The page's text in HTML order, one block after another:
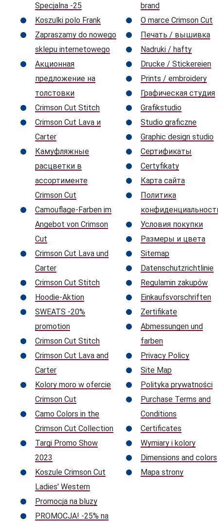
Specjalna -25
Koszulki polo Frank
Zapraszamy do nowego
sklepu internetowego
Акционная
предложение на
толстовки
Crimson Cut Stitch
Crimson Cut Lava и
Carter
Камуфляжные
расцветки в
ассортименте
Crimson Cut
Camouflage-Farben im
Angebot von Crimson
Cut
Crimson Cut Lava und
Carter
Crimson Cut Stitch
Hoodie-Aktion
SWEATS -20%
promotion
Crimson Cut Stitch
Crimson Cut Lava and
Carter
Kolory moro w ofercie
Crimson Cut
Camo Colors in the
Crimson Cut Collection
Targi Promo Show
2023
Koszule Crimson Cut
Ladies' Western
Promocja na bluzy
PROMOCJA! -25% na
brand
O marce Crimson Cut
Печать / вышивка
Nadruki / hafty
Drucke / Stickereien
Prints / embroidery
Графическая студия
Grafikstudio
Studio graficzne
Graphic design studio
Сертификаты
Certyfikaty
Карта сайта
Политика
Условия покупки
Размеры и цвета
Sitemap
Datenschutzrichtlinie
Regulamin zakupów
Einkaufsvorschriften
Zertifikate
Abmessungen und
farben
Privacy Policy
Site Map
Polityka prywatności
Purchase Terms and
Conditions
Certificates
Wymiary i kolory
Dimensions and colors
Mapa strony